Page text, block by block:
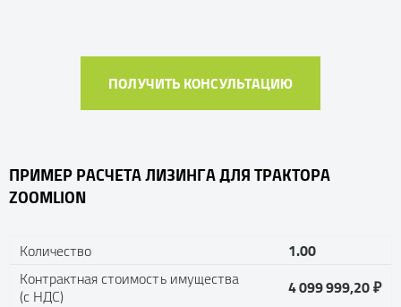
ПОЛУЧИТЬ КОНСУЛЬТАЦИЮ
ПРИМЕР РАСЧЕТА ЛИЗИНГА ДЛЯ ТРАКТОРА
ZOOMLION
Количество 1.00
Контрактная стоимость имущества
(с НДС)
4 099 999,20 ₽